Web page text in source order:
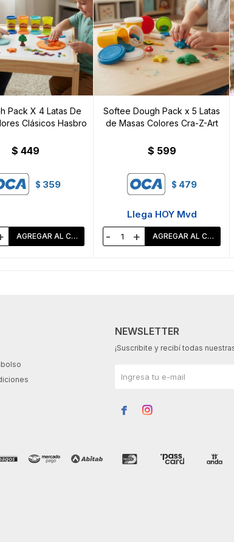
Pack X 4 Latas De
Clásicos Hasbro
$ 449
$ 359
Softee Dough Pack x 5 Latas
de Masas Colores Cra-Z-Art
$ 599
$ 479
Llega HOY Mvd
- +
NEWSLETTER
¡Suscribite y recibí todas
 